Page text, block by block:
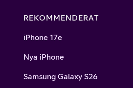
REKOMMENDERAT
iPhone 17e
Nya iPhone
Samsung Galaxy S26